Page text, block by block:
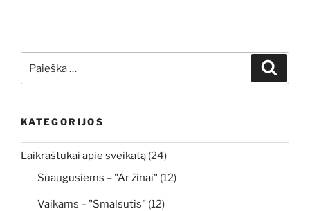
KATEGORIJOS
Laikraštukai apie sveikatą (24)
Suaugusiems – "Ar žinai" (12)
Vaikams – "Smalsutis" (12)